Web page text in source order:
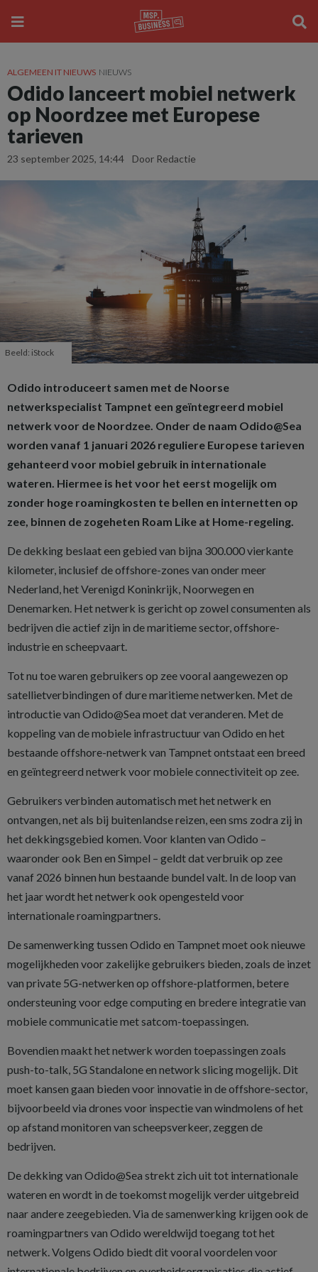
ALGEMEEN IT NIEUWS NIEUWS
Odido lanceert mobiel netwerk
op Noordzee met Europese
tarieven
23 september 2025, 14:44 Door Redactie
Beeld: iStock
Odido introduceert samen met de Noorse
netwerkspecialist Tampnet een geïntegreerd mobiel
netwerk voor de Noordzee. Onder de naam Odido@Sea
worden vanaf 1 januari 2026 reguliere Europese tarieven
gehanteerd voor mobiel gebruik in internationale
wateren. Hiermee is het voor het eerst mogelijk om
zonder hoge roamingkosten te bellen en internetten op
zee, binnen de zogeheten Roam Like at Home-regeling.
De dekking beslaat een gebied van bijna 300.000 vierkante
kilometer, inclusief de offshore-zones van onder meer
Nederland, het Verenigd Koninkrijk, Noorwegen en
Denemarken. Het netwerk is gericht op zowel consumenten als
bedrijven die actief zijn in de maritieme sector, offshore-
industrie en scheepvaart.
Tot nu toe waren gebruikers op zee vooral aangewezen op
satellietverbindingen of dure maritieme netwerken. Met de
introductie van Odido@Sea moet dat veranderen. Met de
koppeling van de mobiele infrastructuur van Odido en het
bestaande offshore-netwerk van Tampnet ontstaat een breed
en geïntegreerd netwerk voor mobiele connectiviteit op zee.
Gebruikers verbinden automatisch met het netwerk en
ontvangen, net als bij buitenlandse reizen, een sms zodra zij in
het dekkingsgebied komen. Voor klanten van Odido –
waaronder ook Ben en Simpel – geldt dat verbruik op zee
vanaf 2026 binnen hun bestaande bundel valt. In de loop van
het jaar wordt het netwerk ook opengesteld voor
internationale roamingpartners.
De samenwerking tussen Odido en Tampnet moet ook nieuwe
mogelijkheden voor zakelijke gebruikers bieden, zoals de inzet
van private 5G-netwerken op offshore-platformen, betere
ondersteuning voor edge computing en bredere integratie van
mobiele communicatie met satcom-toepassingen.
Bovendien maakt het netwerk worden toepassingen zoals
push-to-talk, 5G Standalone en network slicing mogelijk. Dit
moet kansen gaan bieden voor innovatie in de offshore-sector,
bijvoorbeeld via drones voor inspectie van windmolens of het
op afstand monitoren van scheepsverkeer, zeggen de
bedrijven.
De dekking van Odido@Sea strekt zich uit tot internationale
wateren en wordt in de toekomst mogelijk verder uitgebreid
naar andere zeegebieden. Via de samenwerking krijgen ook de
roamingpartners van Odido wereldwijd toegang tot het
netwerk. Volgens Odido biedt dit vooral voordelen voor